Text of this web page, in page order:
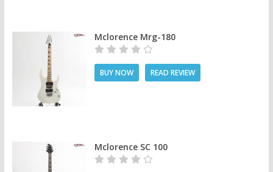
Mclorence Mrg-180
BUY NOW READ REVIEW
Mclorence SC 100